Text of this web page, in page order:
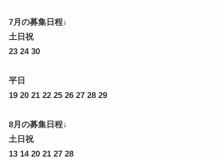
7月の募集日程↓
土日祝
23 24 30
平日
19 20 21 22 25 26 27 28 29
8月の募集日程↓
土日祝
13 14 20 21 27 28